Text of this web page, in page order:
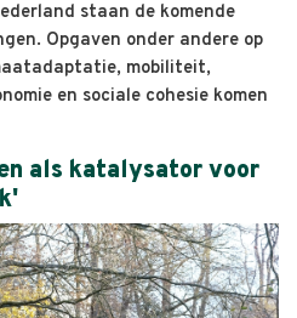
staan de komende
Opgaven onder andere op
mobiliteit,
en sociale cohesie komen
als katalysator voor